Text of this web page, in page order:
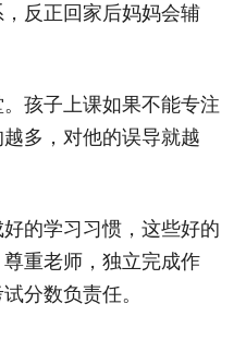
反正回家后妈妈会辅
孩子上课如果不能专注
多，对他的误导就越
的学习习惯，这些好的
重老师，独立完成作
分数负责任。